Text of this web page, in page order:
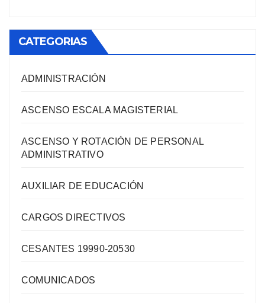
CATEGORIAS
ADMINISTRACIÓN
ASCENSO ESCALA MAGISTERIAL
ASCENSO Y ROTACIÓN DE PERSONAL
ADMINISTRATIVO
AUXILIAR DE EDUCACIÓN
CARGOS DIRECTIVOS
CESANTES 19990-20530
COMUNICADOS